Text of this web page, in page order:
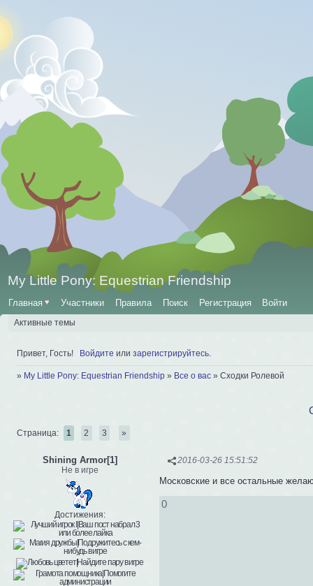
My Little Pony: Equestrian Friendship
Главная ♥ Участники Правила Поиск Регистрация Войти
Активные темы
Привет, Гость! Войдите или зарегистрируйтесь
» My Little Pony: Equestrian Friendship » Все о вас » Сходки Ролевой
Страница: 1 2 3 »
2016-03-26 15:51:52
Shining Armor[1]
Не в игре
Достижения:
Московские и все остальные
0